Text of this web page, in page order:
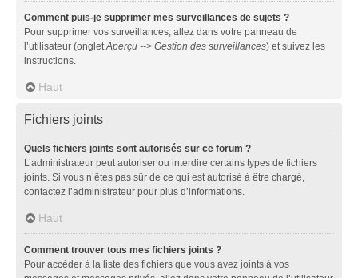
Comment puis-je supprimer mes surveillances de sujets ?
Pour supprimer vos surveillances, allez dans votre panneau de
l’utilisateur (ongletAperçu --> Gestion des surveillances) et suivez les
instructions.
Haut
Fichiers joints
Quels fichiers joints sont autorisés sur ce forum ?
L’administrateur peut autoriser ou interdire certains types de fichiers
joints. Si vous n’êtes pas sûr de ce qui est autorisé à être chargé,
contactez l’administrateur pour plus d’informations.
Haut
Comment trouver tous mes fichiers joints ?
Pour accéder à la liste des fichiers que vous avez joints à vos